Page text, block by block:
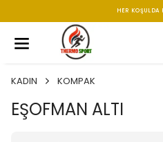
KADIN KOMPAK
EŞOFMAN ALTI